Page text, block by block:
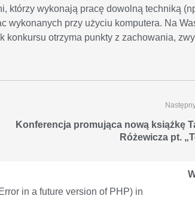
którzy wykonają pracę dowolną techniką
wykonanych przy użyciu komputera. Na
konkursu otrzyma punkty z zachowania,
Konferencja promująca nową książkę
Różewicza pt.
in a future version of PHP) in